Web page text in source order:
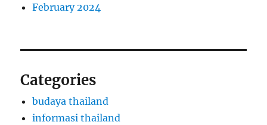
February 2024
Categories
budaya thailand
informasi thailand